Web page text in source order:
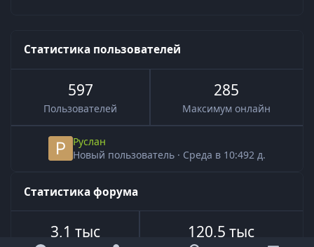
Статистика пользователей
597
Пользователей
285
Максимум онлайн
Руслан
Новый пользователь · Среда в 10:492 д.
Статистика форума
3,1 тыс 120,5 тыс